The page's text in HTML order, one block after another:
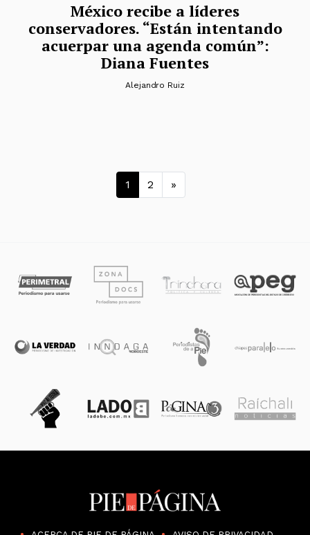
México recibe a líderes
conservadores. “Están intentando
acuerpar una agenda común”:
Diana Fuentes
Alejandro Ruiz
Navegación de
1 2 »